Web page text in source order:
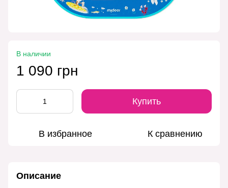
В наличии
1 090 грн
Купить
В избранное К сравнению
Описание